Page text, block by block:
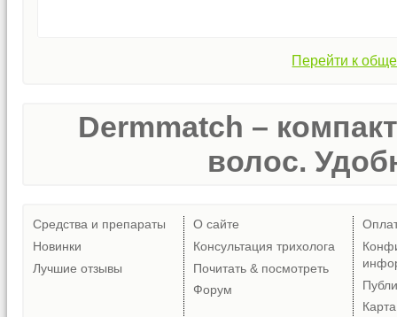
Перейти к
Dermmatch –
волос.
Средства и препараты
Новинки
Лучшие отзывы
О сайте
Консультация трихолога
Почитать & посмотреть
Форум